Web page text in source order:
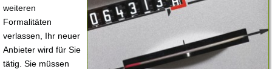
weiteren
Formalitäten
verlassen, Ihr neuer
Anbieter wird für Sie
tätig. Sie müssen